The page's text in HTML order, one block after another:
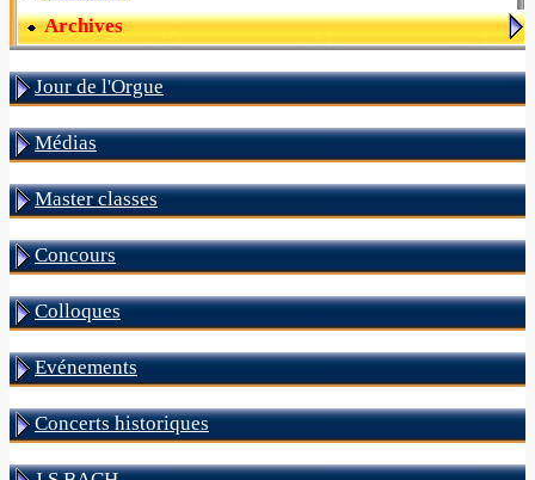
Archives
Jour de l'Orgue
Médias
Master classes
Concours
Colloques
Evénements
Concerts historiques